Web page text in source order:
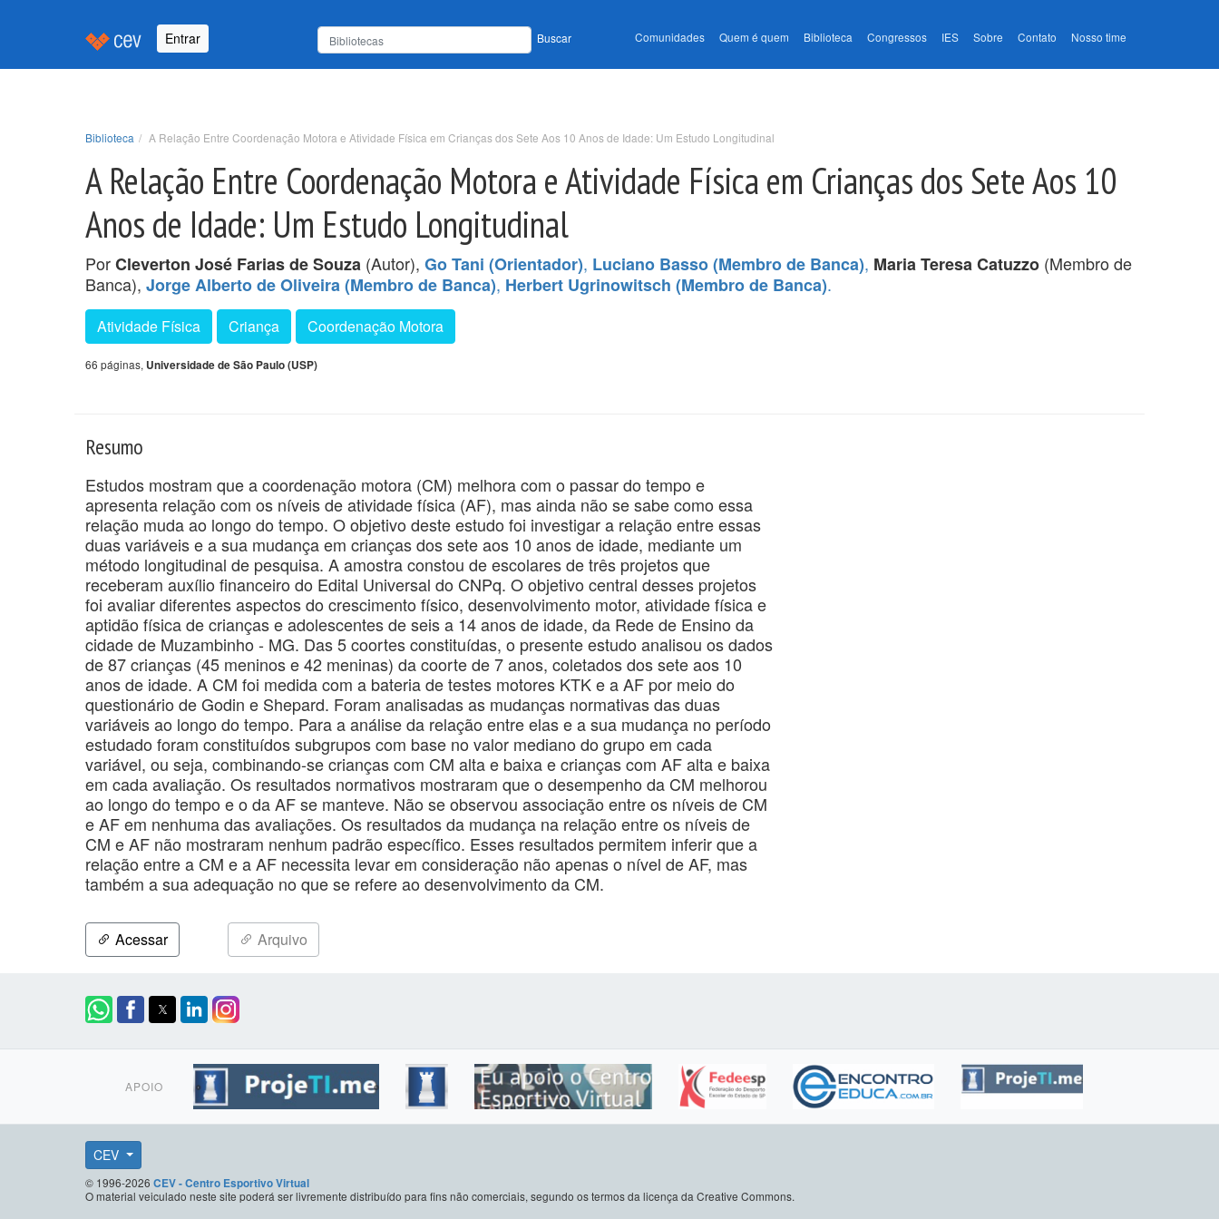
Entrar Buscar Comunidades Quem é quem Biblioteca Congressos IES Sobre Contato Nosso time
Biblioteca A Relação Entre Coordenação Motora e Atividade Física em Crianças dos Sete Aos 10 Anos de Idade: Um Estudo Longitudinal
A Relação Entre Coordenação Motora e Atividade Física em Crianças dos Sete Aos 10
Anos de Idade: Um Estudo Longitudinal
PorCleverton José Farias de Souza (Autor), Go Tani (Orientador), Luciano Basso (Membro de Banca), Maria Teresa Catuzzo (Membro de
Banca), Jorge Alberto de Oliveira (Membro de Banca), Herbert Ugrinowitsch (Membro de Banca).
Atividade Física Criança Coordenação Motora
66 páginas, Universidade de São Paulo (USP)
Resumo
Estudos mostram que a coordenação motora (CM) melhora com o passar do tempo e
apresenta relação com os níveis de atividade física (AF), mas ainda não se sabe como essa
relação muda ao longo do tempo. O objetivo deste estudo foi investigar a relação entre essas
duas variáveis e a sua mudança em crianças dos sete aos 10 anos de idade, mediante um
método longitudinal de pesquisa. A amostra constou de escolares de três projetos que
receberam auxílio financeiro do Edital Universal do CNPq. O objetivo central desses projetos
foi avaliar diferentes aspectos do crescimento físico, desenvolvimento motor, atividade física e
aptidão física de crianças e adolescentes de seis a 14 anos de idade, da Rede de Ensino da
cidade de Muzambinho - MG. Das 5 coortes constituídas, o presente estudo analisou os dados
de 87 crianças (45 meninos e 42 meninas) da coorte de 7 anos, coletados dos sete aos 10
anos de idade. A CM foi medida com a bateria de testes motores KTK e a AF por meio do
questionário de Godin e Shepard. Foram analisadas as mudanças normativas das duas
variáveis ao longo do tempo. Para a análise da relação entre elas e a sua mudança no período
estudado foram constituídos subgrupos com base no valor mediano do grupo em cada
variável, ou seja, combinando-se crianças com CM alta e baixa e crianças com AF alta e baixa
em cada avaliação. Os resultados normativos mostraram que o desempenho da CM melhorou
ao longo do tempo e o da AF se manteve. Não se observou associação entre os níveis de CM
e AF em nenhuma das avaliações. Os resultados da mudança na relação entre os níveis de
CM e AF não mostraram nenhum padrão específico. Esses resultados permitem inferir que a
relação entre a CM e a AF necessita levar em consideração não apenas o nível de AF, mas
também a sua adequação no que se refere ao desenvolvimento da CM.
Acessar Arquivo
APOIO
CEV
© 1996-2026 CEV - Centro Esportivo Virtual
O material veiculado neste site poderá ser livremente distribuído para fins não comerciais, segundo os termos da licença da Creative Commons.